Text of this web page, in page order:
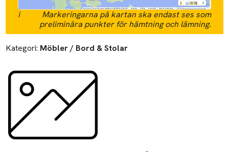
i
Markeringarna på kartan ska endast ses som
preliminära punkter för hämtning och lämning.
Kategori: Möbler / Bord & Stolar